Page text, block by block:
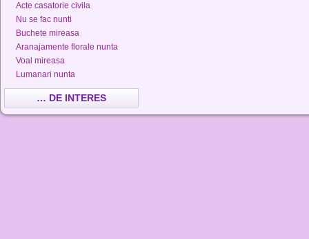
Acte casatorie civila
Nu se fac nunti
Buchete mireasa
Aranajamente florale nunta
Voal mireasa
Lumanari nunta
… DE INTERES